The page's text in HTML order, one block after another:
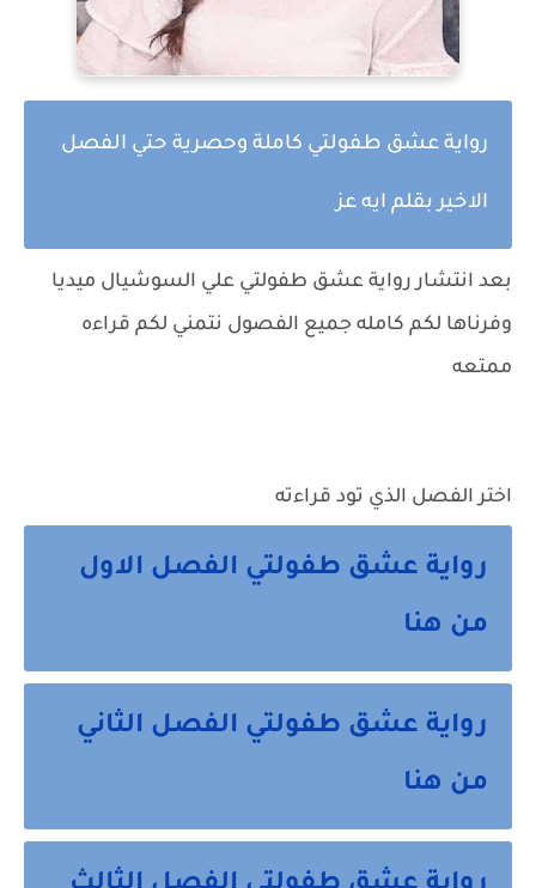
رواية عشق طفولتي كاملة وحصرية حتي الفصل
الاخير بقلم ايه عز
بعد انتشار رواية عشق طفولتي علي السوشيال ميديا
وفرناها لكم كامله جميع الفصول نتمني لكم قراءه
ممتعه
اختر الفصل الذي تود قراءته
رواية عشق طفولتي الفصل الاول
من هنا
رواية عشق طفولتي الفصل الثاني
من هنا